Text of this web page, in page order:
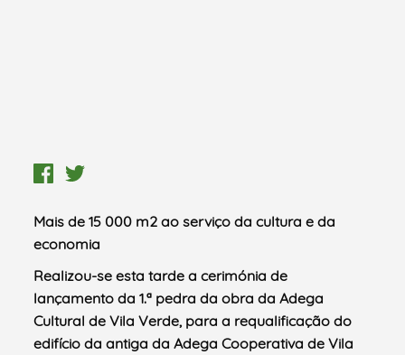
Mais de 15 000 m2 ao serviço da cultura e da
economia
Realizou-se esta tarde a cerimónia de
lançamento da 1.ª pedra da obra da Adega
Cultural de Vila Verde, para a requalificação do
edifício da antiga da Adega Cooperativa de Vila